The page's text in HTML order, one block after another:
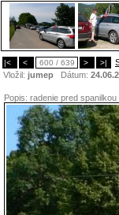
|< < 600 / 639 > >|
Vložil: jumep Dátum:
Popis: radenie pred spanilkou